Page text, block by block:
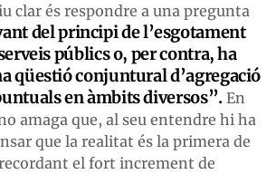
clar és respondre a una pregunta
del principi de l’esgotament
públics o, per contra, ha
qüestió conjuntural d’agregació
en àmbits diversos”.En
amaga que, al seu entendre hi ha
que la realitat és la primera de
el fort increment de